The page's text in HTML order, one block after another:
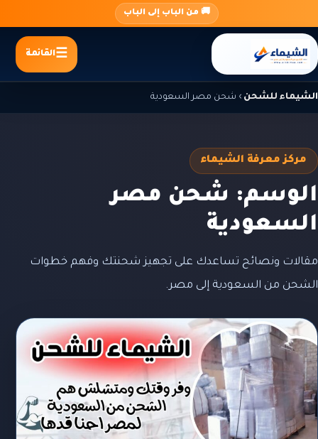
المحتوى
🚚 من الباب إلى الباب
القائمة
الشيماء للشحن › شحن مصر السعودية
مركز معرفة الشيماء
الوسم: شحن مصر
السعودية
مقالات ونصائح تساعدك على تجهيز شحنتك وفهم خطوات
الشحن من السعودية إلى مصر.